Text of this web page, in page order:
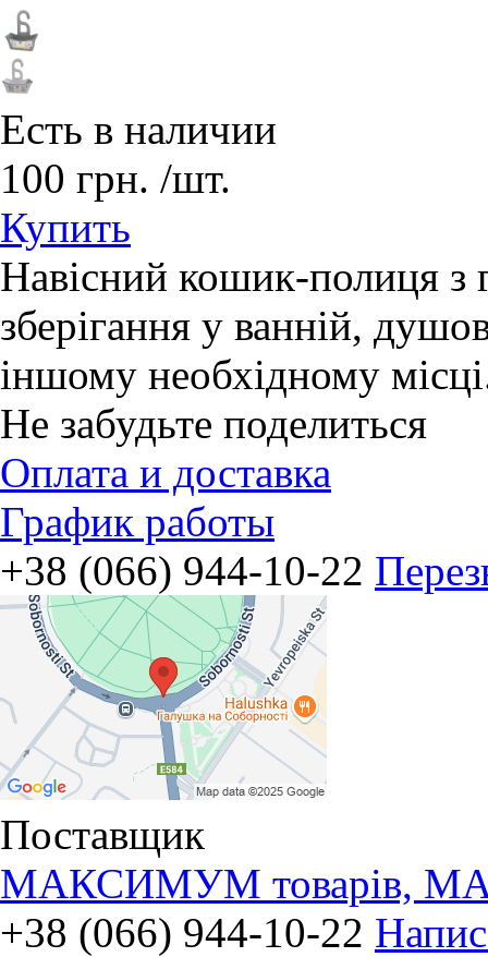
Есть в наличии
100 грн. /шт.
Купить
Навісний кошик-полиця з
зберігання у ванній,
іншому необхідному
Не забудьте поделиться
Оплата и доставка
График работы
+38 (066) 944-10-22
Поставщик
МАКСИМУМ товарів,
+38 (066) 944-10-22